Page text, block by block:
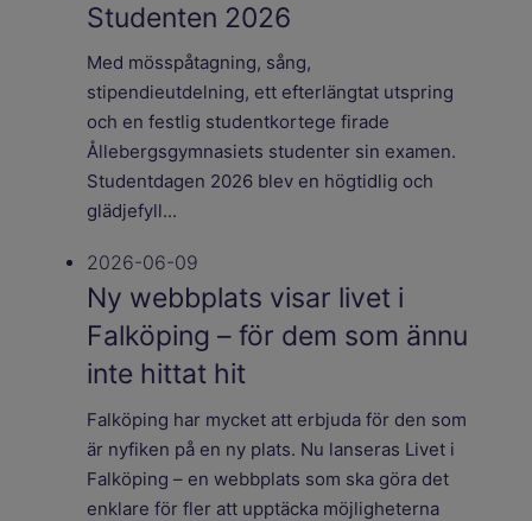
Studenten 2026
Med mösspåtagning, sång,
stipendieutdelning, ett efterlängtat utspring
och en festlig studentkortege firade
Ållebergsgymnasiets studenter sin examen.
Studentdagen 2026 blev en högtidlig och
glädjefyll...
2026-06-09
Ny webbplats visar livet i
Falköping – för dem som ännu
inte hittat hit
Falköping har mycket att erbjuda för den som
är nyfiken på en ny plats. Nu lanseras Livet i
Falköping – en webbplats som ska göra det
enklare för fler att upptäcka möjligheterna